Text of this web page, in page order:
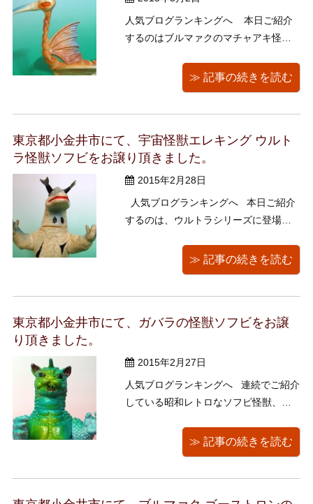
人気ブログランキングへ 本日ご紹介
するのはブルマァクのマチャアキ怪獣
刻印はマチアキ怪獣) 何故か脚が3本。
この鳥ガラのようなマチャアキ怪獣、
≫ 記事の続きを読む
東京都小金井市にて、宇宙怪獣エレキング ウルト
ラ怪獣ソフビをお譲り頂きました。
2015年2月28日
人気ブログランキングへ 本日ご紹介
するのは、ウルトラシリーズに登場す
期？）です。 たくさんの怪獣ソフビの
中でもかなり私好みです。 岡本太郎的
しましたが、どうや ...
≫ 記事の続きを読む
東京都小金井市にて、ガバラの怪獣ソフビをお譲
り頂きました。
2015年2月27日
人気ブログランキングへ 連続でご紹介
している昭和レトロなソフビ怪獣、本
登場したガバラです。 スタンダードサ
イズで足裏の刻印はひよこマークMSで
≫ 記事の続きを読む